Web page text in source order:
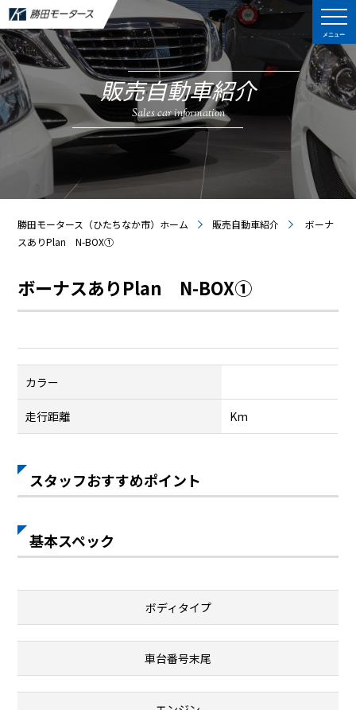
メニュー
販売自動車紹介
Sales car information
勝田モータース（ひたちなか市）ホーム 販売自動車紹介
ボーナ
スありPlan N-BOX①
ボーナスありPlan N-BOX①
カラー
走行距離 Km
スタッフおすすめポイント
基本スペック
ボディタイプ
車台番号末尾